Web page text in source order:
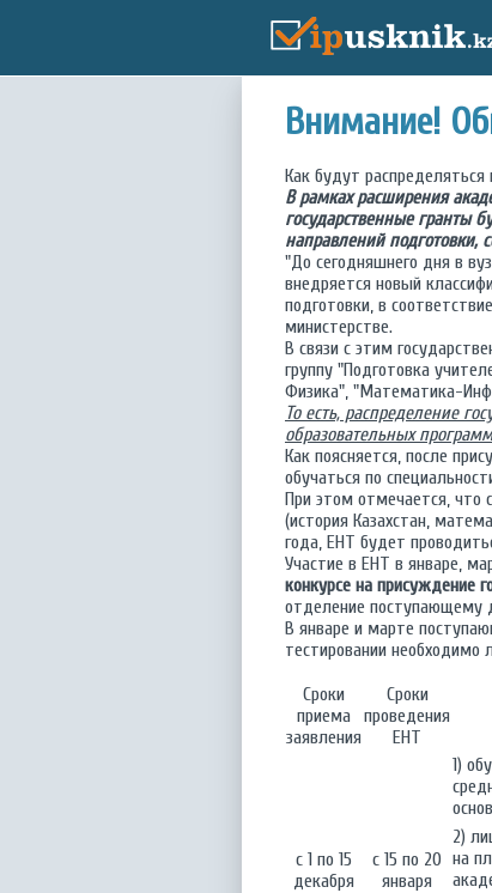
Внимание!
Как будут
В рамках расширения
государственные гранты
направлений подготовки,
"До сегодняшнего дня в
внедряется новый
подготовки, в
министерстве.
В связи с этим
группу "Подготовка
Физика", "Математика-
То есть, распределение
образовательных
Как поясняется, после
обучаться по
При этом отмечается, что
(история Казахстан,
года, ЕНТ будет
Участие в ЕНТ в январе,
конкурсе на присуждение
отделение поступающему
В январе и марте
тестировании необходимо
Сроки
приема
заявления
Сроки
проведения
ЕНТ
с 1 по 15
декабря
с 15 по 20
января
1)
2)
на